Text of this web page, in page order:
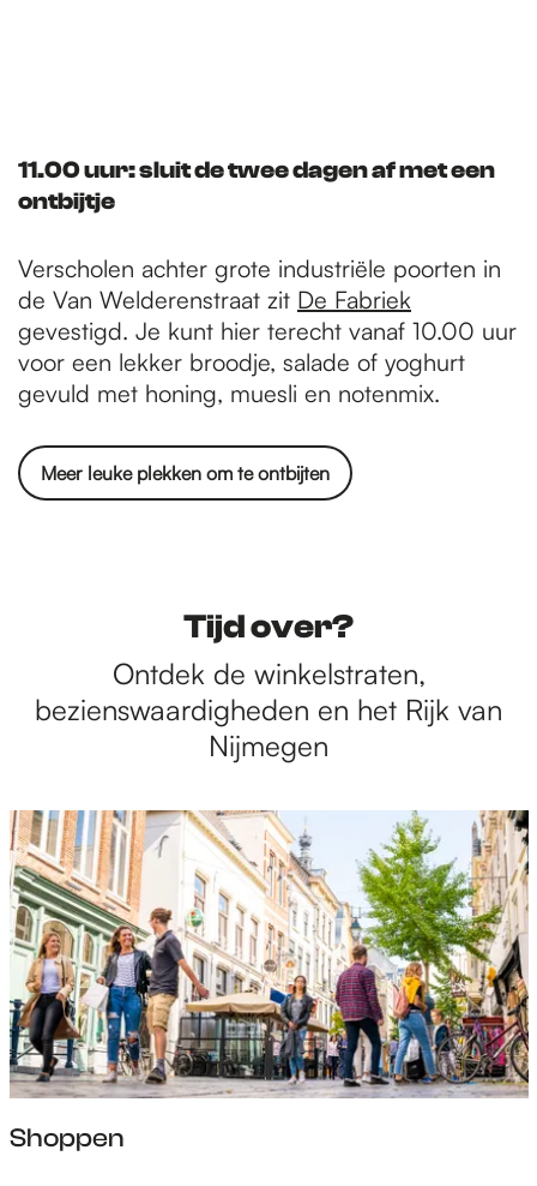
11.00 uur: sluit de twee dagen af met een
ontbijtje
Verscholen achter grote industriële poorten in
de Van Welderenstraat zit De Fabriek
gevestigd. Je kunt hier terecht vanaf 10.00 uur
voor een lekker broodje, salade of yoghurt
gevuld met honing, muesli en notenmix.
Meer leuke plekken om te ontbijten
Tijd over?
Ontdek de winkelstraten,
bezienswaardigheden en het Rijk van
Nijmegen
Shoppen